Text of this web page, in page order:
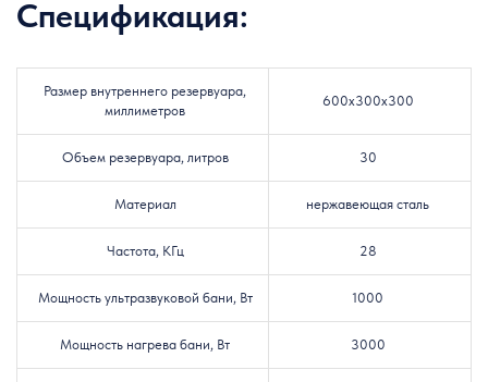
Спецификация:
Размер внутреннего резервуара,
миллиметров
600x300x300
Объем резервуара, литров 30
Материал нержавеющая сталь
Частота, КГц 28
Мощность ультразвуковой бани, Вт 1000
Мощность нагрева бани, Вт 3000